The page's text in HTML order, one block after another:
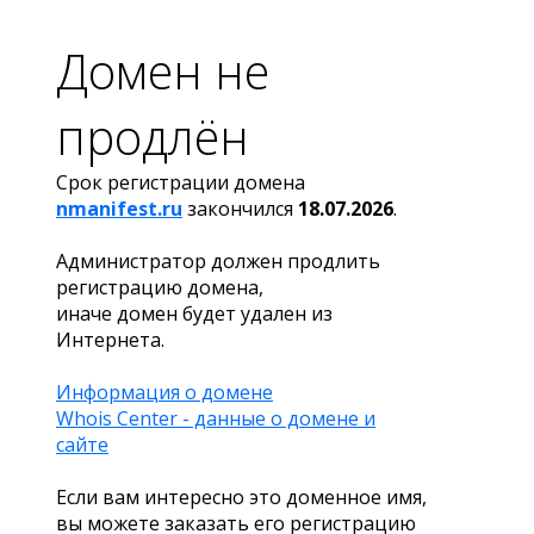
Домен не
продлён
Срок регистрации домена
nmanifest.ru закончился 18.07.2026.
Администратор должен продлить
регистрацию домена,
иначе домен будет удален из
Интернета.
Информация о домене
Whois Center - данные о домене и
сайте
Если вам интересно это доменное имя,
вы можете заказать его регистрацию